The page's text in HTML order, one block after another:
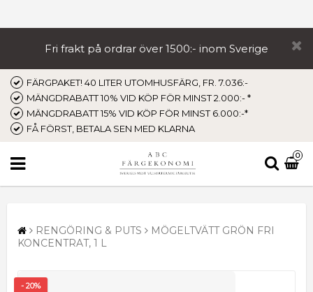
Fri frakt på ordrar över 1500:- inom Sverige
FÄRGPAKET! 40 LITER UTOMHUSFÄRG, FR. 7.036:-
MÄNGDRABATT 10% VID KÖP FÖR MINST 2.000:- *
MÄNGDRABATT 15% VID KÖP FÖR MINST 6.000:-*
FÅ FÖRST, BETALA SEN MED KLARNA
0
RENGÖRING & PUTS
MÖGELTVÄTT GRÖN FRI
KONCENTRAT, 1 L
- 20%